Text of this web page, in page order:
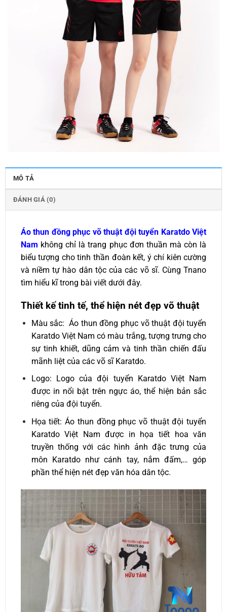
MÔ TẢ
ĐÁNH GIÁ (0)
Áo thun đồng phục võ thuật đội tuyển Karatdo Việt
Nam không chỉ là trang phục đơn thuần mà còn là
biểu tượng cho tinh thần đoàn kết, ý chí kiên cường
và niềm tự hào dân tộc của các võ sĩ. Cùng Tnano
tìm hiểu kĩ trong bài viết dưới đây.
Thiết kế tinh tế, thể hiện nét đẹp võ thuật
Màu sắc: Áo thun đồng phục võ thuật đội tuyển
Karatdo Việt Nam có màu trắng, tượng trưng cho
sự tinh khiết, dũng cảm và tinh thần chiến đấu
mãnh liệt của các võ sĩ Karatdo.
Logo: Logo của đội tuyển Karatdo Việt Nam
được in nổi bật trên ngực áo, thể hiện bản sắc
riêng của đội tuyển.
Họa tiết: Áo thun đồng phục võ thuật đội tuyển
Karatdo Việt Nam được in họa tiết hoa văn
truyền thống với các hình ảnh đặc trưng của
môn Karatdo như cánh tay, nắm đấm,… góp
phần thể hiện nét đẹp văn hóa dân tộc.